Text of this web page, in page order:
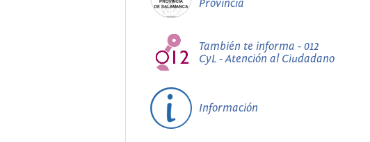
Provincia
También te informa - 012
CyL - Atención al Ciudadano
Información